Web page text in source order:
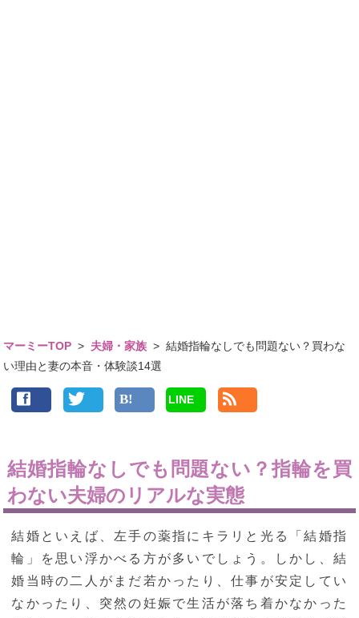
マーミーTOP > 夫婦・家族 >結婚指輪なしでも問題ない？買わな
い理由と妻の本音・体験談14選
LINE
結婚指輪なしでも問題ない？指輪を買
わない夫婦のリアルな実態
結婚といえば、左手の薬指にキラリと光る「結婚指
輪」を思い浮かべる方が多いでしょう。しかし、結
婚当時の二人がまだ若かったり、仕事が安定してい
なかったり、突然の妊娠で生活が落ち着かなかった